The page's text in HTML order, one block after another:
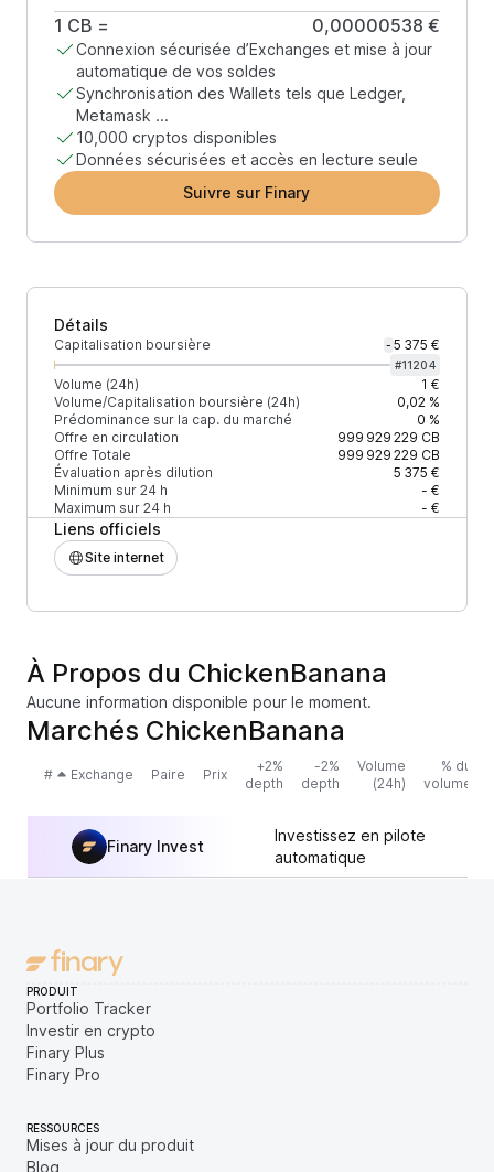
1 CB = 0,00000538 €
Connexion sécurisée d’Exchanges et mise à jour
automatique de vos soldes
Synchronisation des Wallets tels que Ledger,
Metamask ...
10,000 cryptos disponibles
Données sécurisées et accès en lecture seule
Suivre sur Finary
Détails
Capitalisation boursière - 5 375 €
#11204
Volume (24h)
1 €
Volume/Capitalisation boursière (24h)
0,02 %
Prédominance sur la cap. du marché
0 %
Offre en circulation
999 929 229 CB
Offre Totale
999 929 229 CB
Évaluation après dilution
5 375 €
Minimum sur 24 h
- €
Maximum sur 24 h
- €
Liens officiels
Site internet
À Propos du ChickenBanana
Aucune information disponible pour le moment.
Marchés ChickenBanana
# Exchange Paire Prix
+2%
depth
-2%
depth
Volume
(24h)
% du
volume
Finary Invest
Investissez en pilote
automatique
PRODUIT
Portfolio Tracker
Investir en crypto
Finary Plus
Finary Pro
RESSOURCES
Mises à jour du produit
Blog